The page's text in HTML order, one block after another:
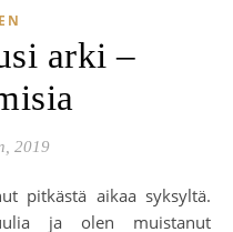
arki –
2019
ja olen muistanut